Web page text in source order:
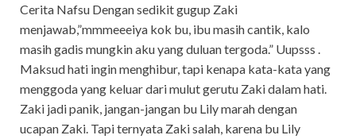
Cerita Nafsu Dengan sedikit gugup Zaki
menjawab,”mmmeeeiya kok bu, ibu masih cantik, kalo
masih gadis mungkin aku yang duluan tergoda.” Uupsss .
Maksud hati ingin menghibur, tapi kenapa kata-kata yang
menggoda yang keluar dari mulut gerutu Zaki dalam hati.
Zaki jadi panik, jangan-jangan bu Lily marah dengan
ucapan Zaki. Tapi ternyata Zaki salah, karena bu Lily